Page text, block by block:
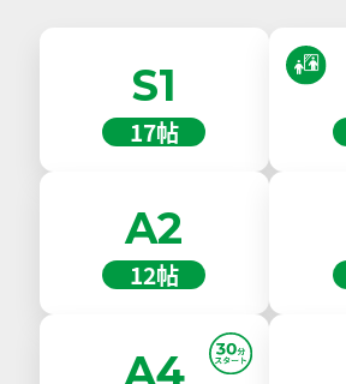
S1
17帖
A2
12帖
A4